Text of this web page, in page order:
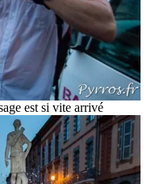
est si vite arrivé